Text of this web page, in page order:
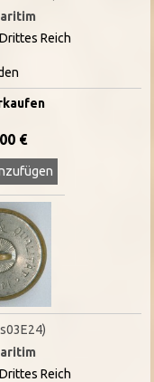
Reich
€
Reich